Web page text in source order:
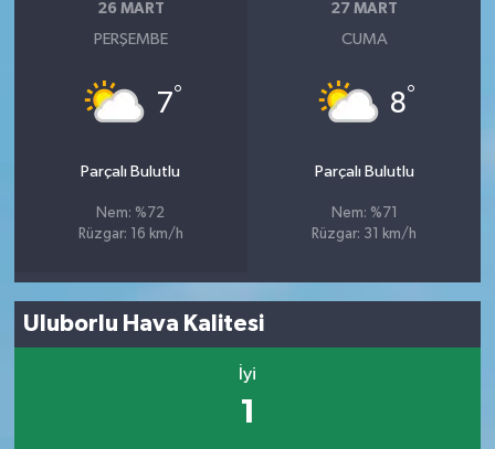
26 MART
PERŞEMBE
7°
Parçalı Bulutlu
Nem: %72
Rüzgar: 16 km/h
27 MART
CUMA
8°
Parçalı Bulutlu
Nem: %71
Rüzgar: 31 km/h
Uluborlu Hava Kalitesi
İyi
1